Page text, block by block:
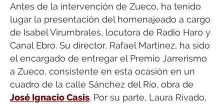
Antes de la intervención de Zueco, ha tenido
lugar la presentación del homenajeado a cargo
de Isabel Virumbrales, locutora de Radio Haro y
Canal Ebro. Su director, Rafael Martínez, ha sido
el encargado de entregar el Premio Jarrerismo
a Zueco, consistente en esta ocasión en un
cuadro de la calle Sánchez del Río, obra de
José Ignacio Casis. Por su parte, Laura Rivado,